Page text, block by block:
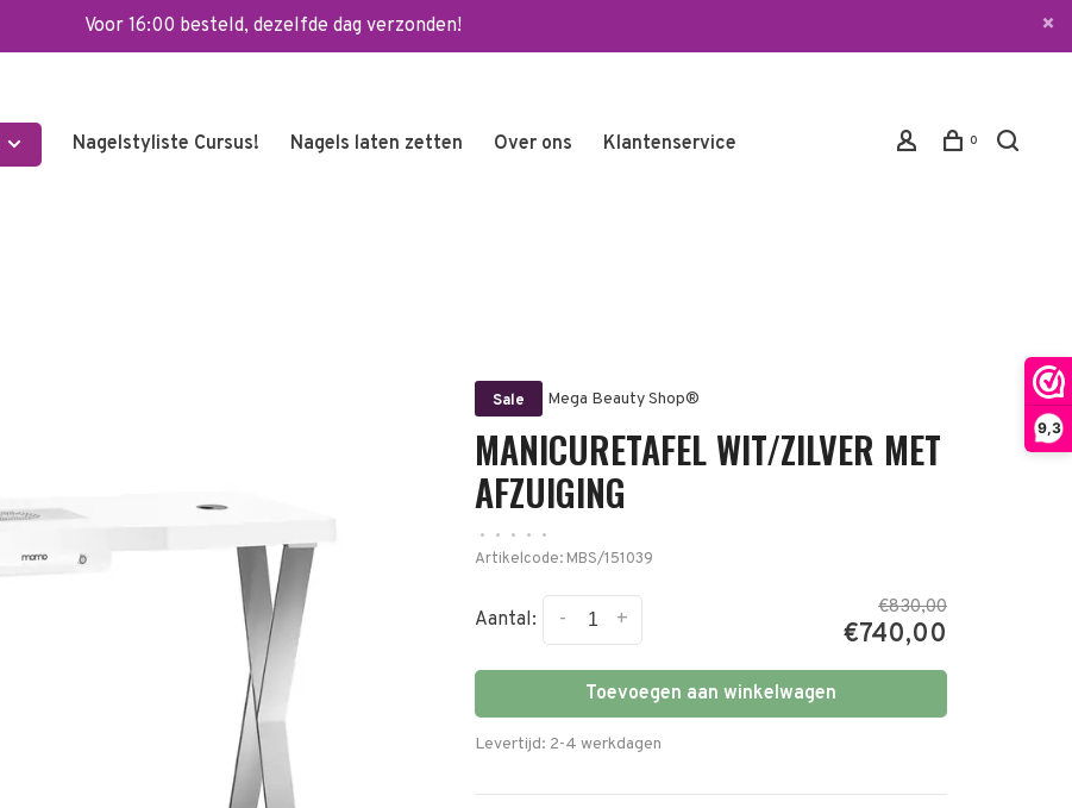
9,3
Voor 16:00 besteld, dezelfde dag verzonden!
Nagelstyliste Cursus! Nagels laten zetten Over ons Klantenservice 0
Sale Mega Beauty Shop®
MANICURETAFEL WIT/ZILVER MET
AFZUIGING
• • • •
•
Artikelcode: MBS/151039
Aantal: +
-
€830,00
€740,00
Toevoegen aan winkelwagen
Levertijd: 2-4 werkdagen